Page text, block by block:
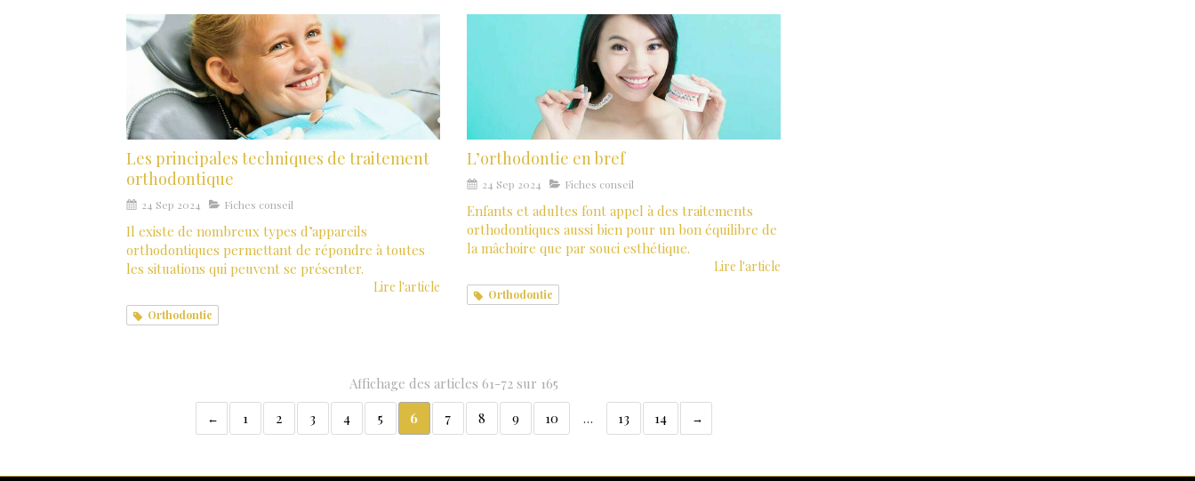
Les principales techniques de traitement
orthodontique
24 Sep 2024 Fiches conseil
Il existe de nombreux types d’appareils
orthodontiques permettant de répondre à toutes
les situations qui peuvent se présenter.
Lire l'article
Orthodontie
L’orthodontie en bref
24 Sep 2024 Fiches conseil
Enfants et adultes font appel à des traitements
orthodontiques aussi bien pour un bon équilibre de
la mâchoire que par souci esthétique.
Lire l'article
Orthodontie
Affichage des articles 61-72 sur 165
1
2 3 4 5 6 7 8 9 10 … 13 14